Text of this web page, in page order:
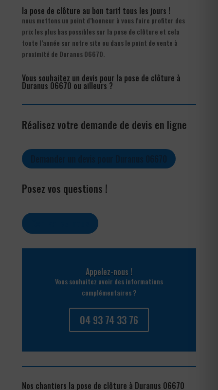
la pose de clôture au bon tarif tous les jours !
nous mettons un point d’honneur à vous faire profiter des
prix les plus bas possibles sur la pose de clôture et cela
toute l’année sur notre site ou dans le point de vente à
proximité de Duranus 06670.
Vous souhaitez un devis pour la pose de clôture à
Duranus 06670 ou ailleurs ?
Réalisez votre demande de devis en ligne
Posez vos questions !
Appelez-nous !
Vous souhaitez avoir des informations
complémentaires ?
04 93 74 33 76
Nos chantiers la pose de clôture à Duranus 06670